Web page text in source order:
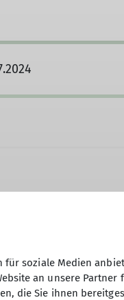
Ämter
soziale Medien
an unsere
die Sie ihnen